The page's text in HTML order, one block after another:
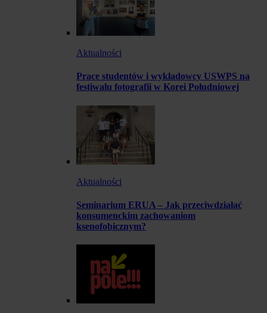
Aktualności
Prace studentów i wykładowcy USWPS na
festiwalu fotografii w Korei Południowej
Aktualności
Seminarium ERUA – Jak przeciwdziałać
konsumenckim zachowaniom
ksenofobicznym?